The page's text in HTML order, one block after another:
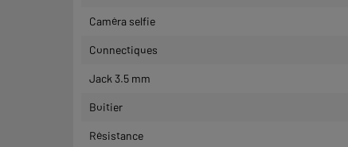
Caméra selfie
Connectiques
Jack 3.5 mm
Boitier
Résistance